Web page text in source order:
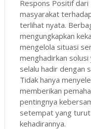
Respons Positif
masyarakat
terlihat nyata.
mengungkapkan
mengelola situasi
menghadirkan solusi
selalu hadir dengan
Tidak hanya
memberikan
pentingnya
setempat yang
kehadirannya.